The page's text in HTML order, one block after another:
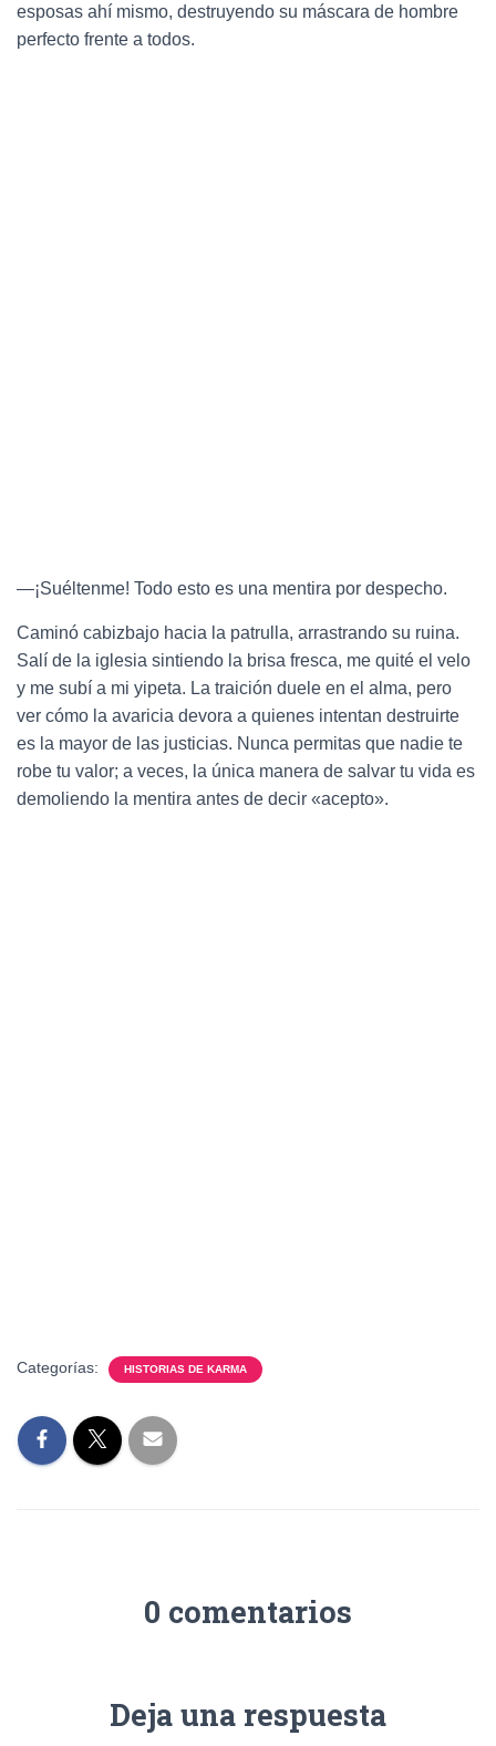
esposas ahí mismo, destruyendo su máscara de hombre
perfecto frente a todos.
—¡Suéltenme! Todo esto es una mentira por despecho.
Caminó cabizbajo hacia la patrulla, arrastrando su ruina.
Salí de la iglesia sintiendo la brisa fresca, me quité el velo
y me subí a mi yipeta. La traición duele en el alma, pero
ver cómo la avaricia devora a quienes intentan destruirte
es la mayor de las justicias. Nunca permitas que nadie te
robe tu valor; a veces, la única manera de salvar tu vida es
demoliendo la mentira antes de decir «acepto».
Categorías: HISTORIAS DE KARMA
0 comentarios
Deja una respuesta